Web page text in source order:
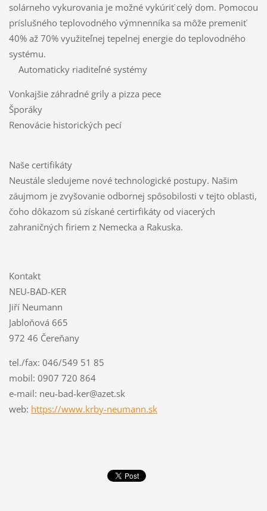
solárneho vykurovania je možné vykúriť celý dom. Pomocou
príslušného teplovodného výmnenníka sa môže premeniť
40% až 70% využiteľnej tepelnej energie do teplovodného
systému.
Automaticky riaditeľné systémy
Vonkajšie záhradné grily a pizza pece
Šporáky
Renovácie historických pecí
Naše certifikáty
Neustále sledujeme nové technologické postupy. Našim
záujmom je zvyšovanie odbornej spôsobilosti v tejto oblasti,
čoho dôkazom sú získané certirfikáty od viacerých
zahraničných firiem z Nemecka a Rakuska.
Kontakt
NEU-BAD-KER
Jiří Neumann
Jabloňová 665
972 46 Čereňany
tel./fax: 046/549 51 85
mobil: 0907 720 864
e-mail: neu-bad-ker@azet.sk
web: https://www.krby-neumann.sk